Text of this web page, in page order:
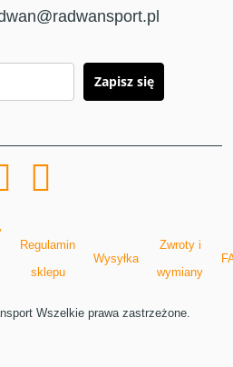
Zapisz się
Regulamin
sklepu
Wysyłka
Zwroty i
wymiany
Wszelkie prawa zastrzeżone.